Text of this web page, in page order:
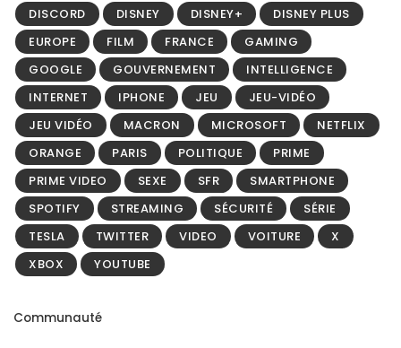
DISCORD
DISNEY DISNEY+
DISNEY PLUS
EUROPE
FILM FRANCE
GAMING
GOOGLE
GOUVERNEMENT
INTELLIGENCE
INTERNET
IPHONE JEU
JEU-VIDÉO
JEU VIDÉO
MACRON MICROSOFT
NETFLIX
ORANGE
PARIS POLITIQUE
PRIME
PRIME VIDEO
SEXE SFR
SMARTPHONE
SPOTIFY
STREAMING SÉCURITÉ
SÉRIE
TESLA
TWITTER VIDEO VOITURE
X
XBOX
YOUTUBE
Communauté